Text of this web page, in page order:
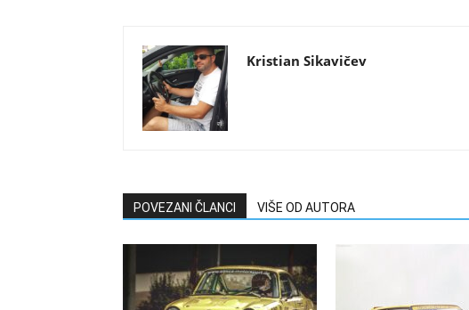
Kristian Sikavičev
POVEZANI ČLANCI VIŠE OD AUTORA